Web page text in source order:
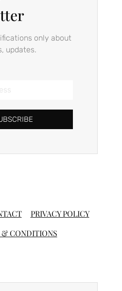
only about
updates.
PRIVACY POLICY
& CONDITIONS